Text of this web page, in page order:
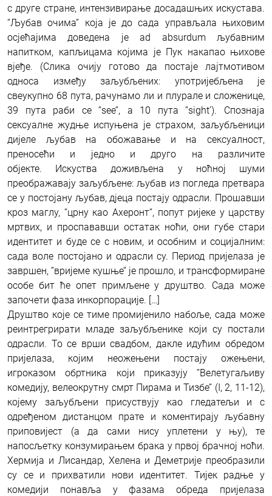
с друге стране, интензивирање досадашњих искустава.
’’Љубав очима’’ која је до сада управљала њиховим
осјећајима доведена је ad absurdum љубавним
напитком, капљицама којима је Пук накапао њихове
вјеђе. (Слика очију готово да постаје лајтмотивом
односа између заљубљених: употријебљена је
свеукупно 68 пута, рачунамо ли и плурале и сложенице,
39 пута раби се ’’see’’, а 10 пута ’’sight’). Спознаја
сексуалне жудње испуњена је страхом, заљубљеници
дијеле љубав на обожавање и на сексуалност,
преносећи и једно и друго на различите
објекте. Искуства доживљена у ноћној шуми
преображавају заљубљене: љубав из погледа претвара
се у постојану љубав, дјеца постају одрасли. Прошавши
кроз маглу, ’’црну као Ахеронт’’, попут ријеке у царству
мртвих, и проспававши остатак ноћи, они губе стари
идентитет и буде се с новим, и особним и социјалним:
сада воле постојано и одрасли су. Период пријелаза је
завршен, ’’вријеме кушње’’ је прошло, и трансформиране
особе бит ће опет примљене у друштво. Сада може
започети фаза инкорпорације. […]
Друштво које се тиме промијенило набоље, сада може
реинтрегрирати младе заљубљенике који су постали
одрасли. То се врши свадбом, дакле идућим обредом
пријелаза, којим неожењени постају ожењени,
игроказом обртника који приказују ’’Велетугаљиву
комедију, велеокрутну смрт Пирама и Тизбе’’ (I, 2, 11-12),
којему заљубљени присуствују као гледатељи и с
одређеном дистанцом прате и коментирају љубавну
приповијест (а да сами нису уплетени у њу), те
напосљетку конзумирањем брака у првој брачној ноћи.
Хермија и Лисандар, Хелена и Деметрије преобразили
су се и прихватили нови идентитет. Тијек радње у
комедији понавља у фазама обреда пријелаза